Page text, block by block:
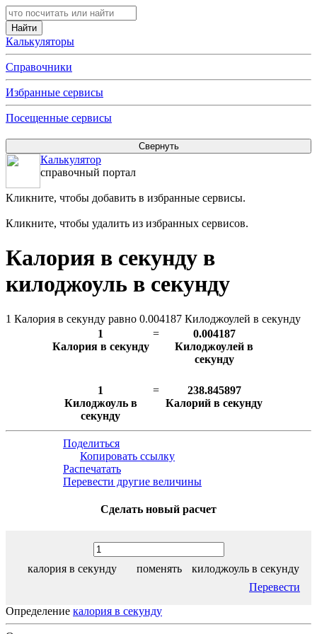
Калькуляторы
Справочники
Избранные сервисы
Посещенные сервисы
Калькулятор
справочный портал
Кликните, чтобы добавить в избранные сервисы.
Кликните, чтобы удалить из избранных сервисов.
Калория в секунду в
килоджоуль в секунду
1 Калория в секунду равно 0.004187 Килоджоулей в секунду
1
Калория в секунду
=
0.004187
Килоджоулей в
секунду
1
Килоджоуль в
секунду
=
238.845897
Калорий в секунду
Поделиться
Копировать ссылку
Распечатать
Перевести другие величины
Сделать новый расчет
калория в секунду поменять
килоджоуль в секунду
Перевести
Определение калория в секунду